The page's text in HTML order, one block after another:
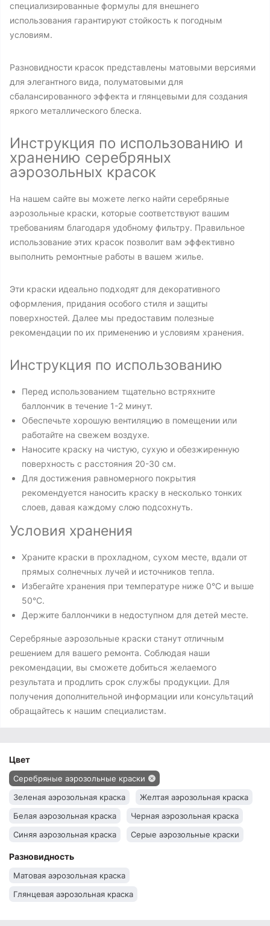
специализированные формулы для внешнего
использования гарантируют стойкость к погодным
условиям.
Разновидности красок представлены матовыми версиями
для элегантного вида, полуматовыми для
сбалансированного эффекта и глянцевыми для создания
яркого металлического блеска.
Инструкция по использованию и
хранению серебряных
аэрозольных красок
На нашем сайте вы можете легко найти серебряные
аэрозольные краски, которые соответствуют вашим
требованиям благодаря удобному фильтру. Правильное
использование этих красок позволит вам эффективно
выполнить ремонтные работы в вашем жилье.
Эти краски идеально подходят для декоративного
оформления, придания особого стиля и защиты
поверхностей. Далее мы предоставим полезные
рекомендации по их применению и условиям хранения.
Инструкция по использованию
Перед использованием тщательно встряхните
баллончик в течение 1-2 минут.
Обеспечьте хорошую вентиляцию в помещении или
работайте на свежем воздухе.
Наносите краску на чистую, сухую и обезжиренную
поверхность с расстояния 20-30 см.
Для достижения равномерного покрытия
рекомендуется наносить краску в несколько тонких
слоев, давая каждому слою подсохнуть.
Условия хранения
Храните краски в прохладном, сухом месте, вдали от
прямых солнечных лучей и источников тепла.
Избегайте хранения при температуре ниже 0°C и выше
50°C.
Держите баллончики в недоступном для детей месте.
Серебряные аэрозольные краски станут отличным
решением для вашего ремонта. Соблюдая наши
рекомендации, вы сможете добиться желаемого
результата и продлить срок службы продукции. Для
получения дополнительной информации или консультаций
обращайтесь к нашим специалистам.
Цвет
Серебряные аэрозольные краски
Зеленая аэрозольная краска
Желтая аэрозольная краска
Белая аэрозольная краска
Черная аэрозольная краска
Синяя аэрозольная краска
Серые аэрозольные краски
Красная аэрозольная краска
Разновидность
Матовая аэрозольная краска
Глянцевая аэрозольная краска